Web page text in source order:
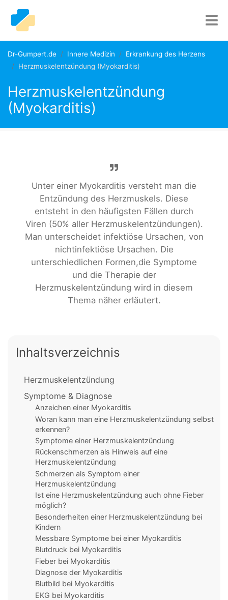
Dr-Gumpert.de Innere Medizin
Erkrankung des Herzens
Herzmuskelentzündung (Myokarditis)
Herzmuskelentzündung
(Myokarditis)
Unter einer Myokarditis versteht man die
Entzündung des Herzmuskels. Diese
entsteht in den häufigsten Fällen durch
Viren (50% aller Herzmuskelentzündungen).
Man unterscheidet infektiöse Ursachen, von
nichtinfektiöse Ursachen. Die
unterschiedlichen Formen,die Symptome
und die Therapie der
Herzmuskelentzündung wird in diesem
Thema näher erläutert.
Inhaltsverzeichnis
Herzmuskelentzündung
Symptome & Diagnose
Anzeichen einer Myokarditis
Woran kann man eine Herzmuskelentzündung selbst
erkennen?
Symptome einer Herzmuskelentzündung
Rückenschmerzen als Hinweis auf eine
Herzmuskelentzündung
Schmerzen als Symptom einer
Herzmuskelentzündung
Ist eine Herzmuskelentzündung auch ohne Fieber
möglich?
Besonderheiten einer Herzmuskelentzündung bei
Kindern
Messbare Symptome bei einer Myokarditis
Blutdruck bei Myokarditis
Fieber bei Myokarditis
Diagnose der Myokarditis
Blutbild bei Myokarditis
EKG bei Myokarditis